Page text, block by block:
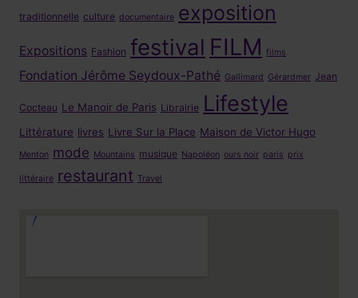
traditionnelle culture documentaire exposition
Expositions Fashion festival FILM films
Fondation Jérôme Seydoux-Pathé Gallimard Gérardmer Jean
Cocteau Le Manoir de Paris Librairie Lifestyle
Littérature livres Livre Sur la Place Maison de Victor Hugo
Menton mode Mountains musique Napoléon ours noir paris prix
littéraire restaurant Travel